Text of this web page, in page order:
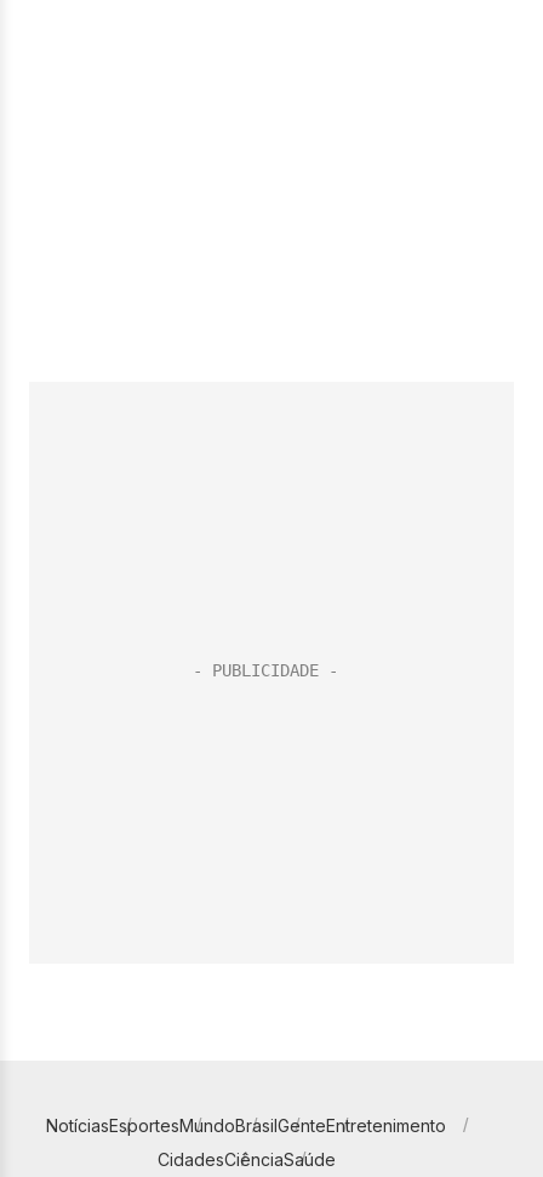
NotíciasEsportesMundoBrasilGenteEntretenimento
CidadesCiênciaSaúde